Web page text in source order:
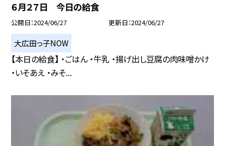
６月２７日 今日の給食
公開日 2024/06/27 更新日 2024/06/27
大広田っ子NOW
【本日の給食】 ・ごはん ・牛乳 ・揚げ出し豆腐の肉味噌かけ
・いそあえ ・みそ...